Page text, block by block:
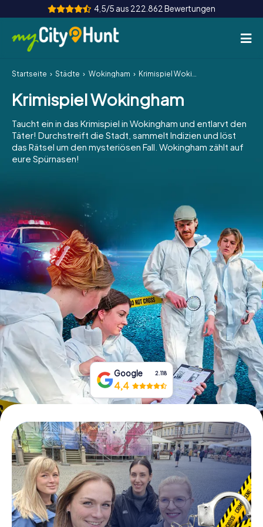
4,5/5 aus 222.862 Bewertungen
So funktioniert's
Städte
Touren
Teamevent
INT AT
ES
IE
IT
NL
Tickets buchen
Gutscheine bestellen
Startseite Städte Wokingham Krimispiel Wokingham
Krimispiel Wokingham
Taucht ein in das Krimispiel in Wokingham und entlarvt den
Täter! Durchstreift die Stadt, sammelt Indizien und löst
das Rätsel um den mysteriösen Fall. Wokingham zählt auf
eure Spürnasen!
Google 2.118
4,4